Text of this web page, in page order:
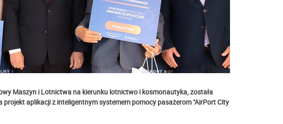
Maszyn i Lotnictwa na kierunku lotnictwo i kosmonautyka, została
projekt aplikacji z inteligentnym systemem pomocy pasażerom "AirPort City